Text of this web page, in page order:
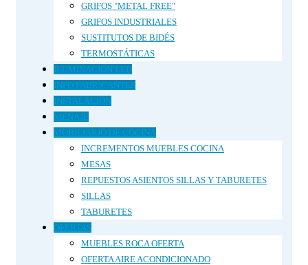
GRIFOS "METAL FREE"
GRIFOS INDUSTRIALES
SUSTITUTOS DE BIDÉS
TERMOSTÁTICAS
ILUMINACIÓN LED
INFO FABRICANTES
INSTALACIÓN
MENAJE
MOBILIARIO DE COCINA
INCREMENTOS MUEBLES COCINA
MESAS
REPUESTOS ASIENTOS SILLAS Y TABURETES
SILLAS
TABURETES
OFERTAS
MUEBLES ROCA OFERTA
OFERTA AIRE ACONDICIONADO